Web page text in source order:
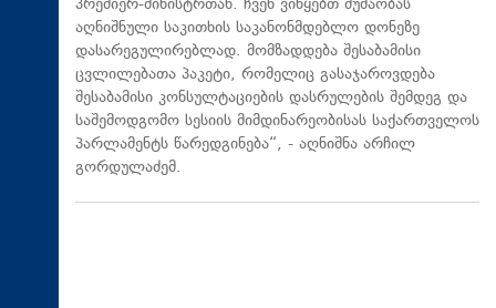
პრემიერ-მინისტრთან. ჩვენ ვიწყებთ მუშაობას
აღნიშნული საკითხის საკანონმდებლო დონეზე
დასარეგულირებლად. მომზადდება შესაბამისი
ცვლილებათა პაკეტი, რომელიც გასაჯაროვდება
შესაბამისი კონსულტაციების დასრულების შემდეგ და
საშემოდგომო სესიის მიმდინარეობისას საქართველოს
პარლამენტს წარედგინება“, - აღნიშნა არჩილ
გორდულაძემ.